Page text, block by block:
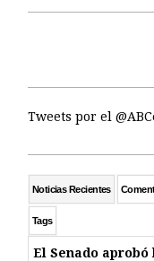
Tweets por el
Noticias Recientes
Tags
El Senado